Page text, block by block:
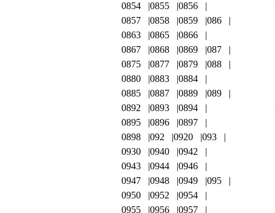
0854
0855
0856
0857
0858 0859
086
0863
0865
0866
0867
0868 0869
087
0875
0877 0879
088
0880
0883
0884
0885
0887 0889
089
0892
0893
0894
0895
0896
0897
0898
092 0920
093
0930
0940
0942
0943
0944
0946
0947
0948 0949
095
0950
0952
0954
0955
0956
0957